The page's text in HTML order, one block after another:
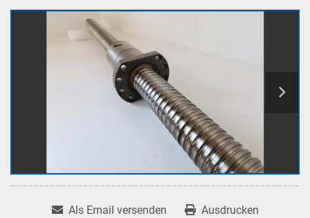
Als Email versenden Ausdrucken